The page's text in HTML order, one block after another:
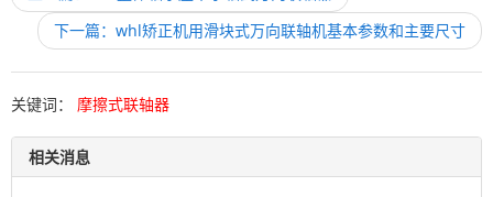
下一篇：whl矫正机用滑块式万向联轴机基本参数和主要尺寸
关键词： 摩擦式联轴器
相关消息